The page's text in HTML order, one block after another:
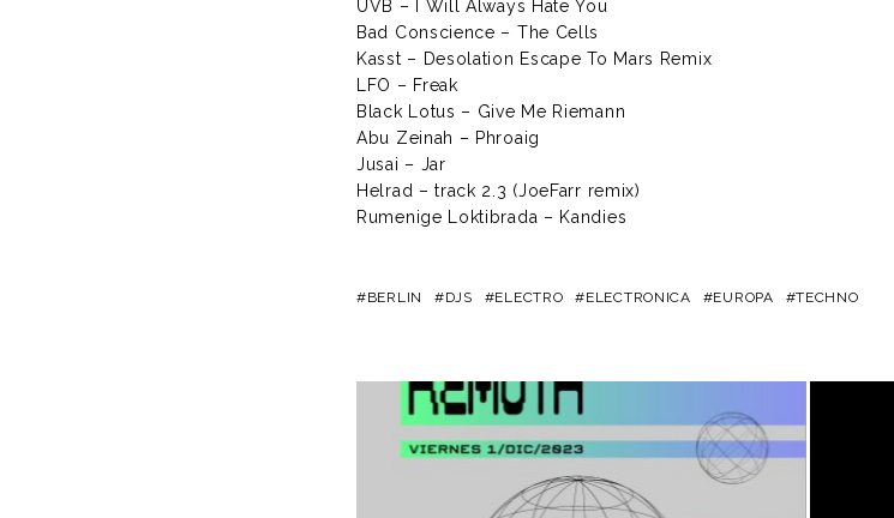
UVB – I Will Always Hate You
Bad Conscience – The Cells
Kasst – Desolation Escape To Mars Remix
LFO – Freak
Black Lotus – Give Me Riemann
Abu Zeinah – Phroaig
Jusai – Jar
Helrad – track 2.3 (JoeFarr remix)
Rumenige Loktibrada – Kandies
BERLIN DJS ELECTRO ELECTRONICA EUROPA TECHNO